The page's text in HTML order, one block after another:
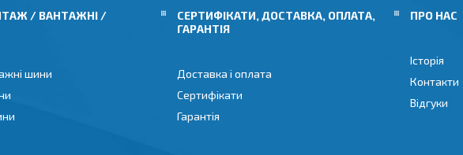
/ ВАНТАЖНІ /
шини
СЕРТИФІКАТИ, ДОСТАВКА, ОПЛАТА,
ГАРАНТІЯ
Доставка і оплата
Сертифікати
Гарантія
ПРО НАС
Історія
Контакти
Відгуки